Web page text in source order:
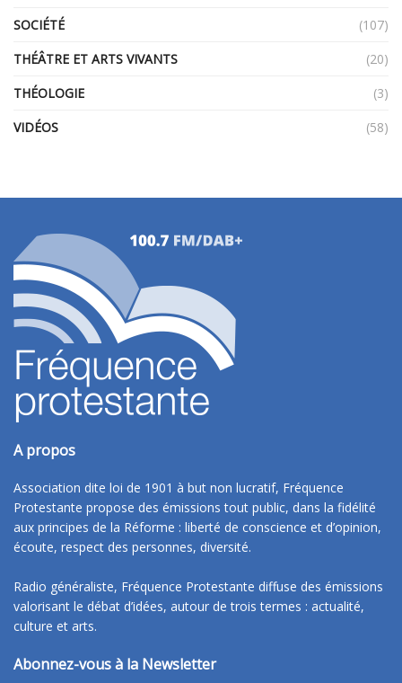
SOCIÉTÉ
(107)
THÉÂTRE ET ARTS VIVANTS
(20)
THÉOLOGIE
(3)
VIDÉOS
(58)
A propos
Association dite loi de 1901 à but non lucratif, Fréquence
Protestante propose des émissions tout public, dans la fidélité
aux principes de la Réforme : liberté de conscience et d’opinion,
écoute, respect des personnes, diversité.
Radio généraliste, Fréquence Protestante diffuse des émissions
valorisant le débat d’idées, autour de trois termes : actualité,
culture et arts.
Abonnez-vous à la Newsletter